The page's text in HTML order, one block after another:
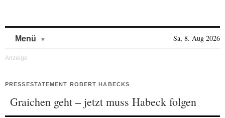
Menü Sa, 8. Aug 2026
PRESSESTATEMENT ROBERT HABECKS
Graichen geht – jetzt muss Habeck folgen